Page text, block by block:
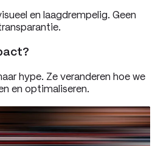
en laagdrempelig. Geen
hype. Ze veranderen hoe we
en optimaliseren.
Zo hou je tóch tempo